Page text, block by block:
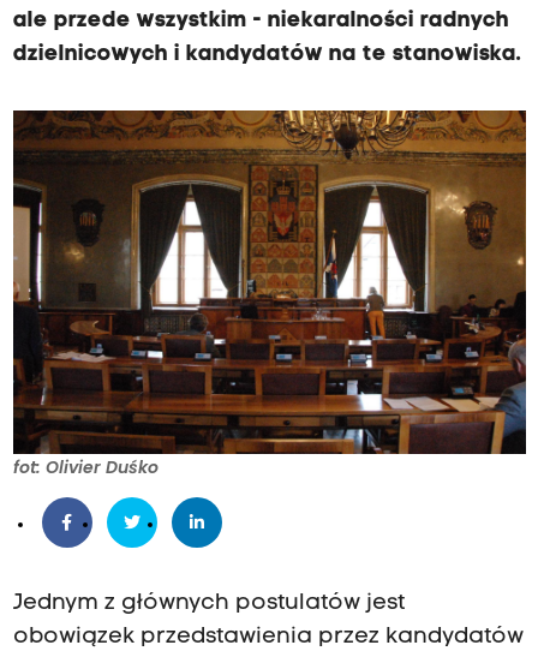
ale przede wszystkim - niekaralności radnych
dzielnicowych i kandydatów na te stanowiska.
fot: Olivier Duśko
Jednym z głównych postulatów jest
obowiązek przedstawienia przez kandydatów